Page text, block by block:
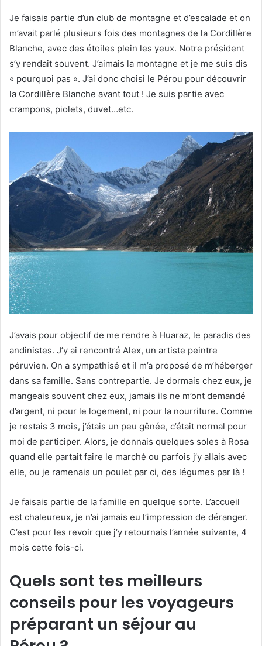
Je faisais partie d’un club de montagne et d’escalade et on
m’avait parlé plusieurs fois des montagnes de la Cordillère
Blanche, avec des étoiles plein les yeux. Notre président
s’y rendait souvent. J’aimais la montagne et je me suis dis
« pourquoi pas ». J’ai donc choisi le Pérou pour découvrir
la Cordillère Blanche avant tout ! Je suis partie avec
crampons, piolets, duvet…etc.
J’avais pour objectif de me rendre à Huaraz, le paradis des
andinistes. J’y ai rencontré Alex, un artiste peintre
péruvien. On a sympathisé et il m’a proposé de m’héberger
dans sa famille. Sans contrepartie. Je dormais chez eux, je
mangeais souvent chez eux, jamais ils ne m’ont demandé
d’argent, ni pour le logement, ni pour la nourriture. Comme
je restais 3 mois, j’étais un peu gênée, c’était normal pour
moi de participer. Alors, je donnais quelques soles à Rosa
quand elle partait faire le marché ou parfois j’y allais avec
elle, ou je ramenais un poulet par ci, des légumes par là !
Je faisais partie de la famille en quelque sorte. L’accueil
est chaleureux, je n’ai jamais eu l’impression de déranger.
C’est pour les revoir que j’y retournais l’année suivante, 4
mois cette fois-ci.
Quels sont tes meilleurs
conseils pour les voyageurs
préparant un séjour au